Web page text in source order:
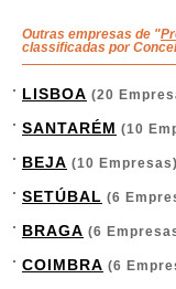
Outras empresas de "
classificadas por
LISBOA (20
SANTARÉM (10
BEJA (10 Empresas)
SETÚBAL (6
BRAGA (6
COIMBRA (6